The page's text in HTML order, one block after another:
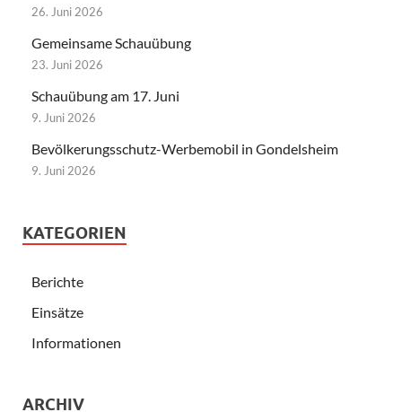
26. Juni 2026
Gemeinsame Schauübung
23. Juni 2026
Schauübung am 17. Juni
9. Juni 2026
Bevölkerungsschutz-Werbemobil in Gondelsheim
9. Juni 2026
KATEGORIEN
Berichte
Einsätze
Informationen
ARCHIV